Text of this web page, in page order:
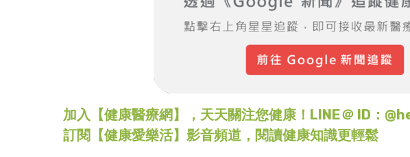
加入【健康醫療網】，天天關注您健康！LINE＠ ID：
訂閱【健康愛樂活】影音頻道，閱讀健康知識更輕鬆